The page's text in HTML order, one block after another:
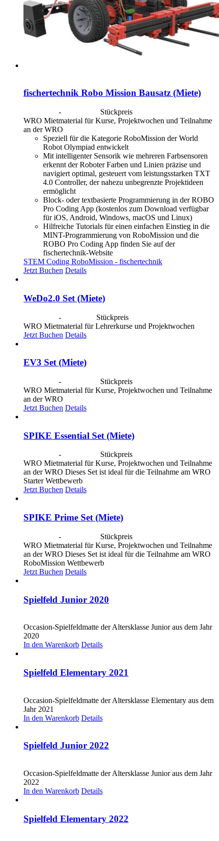
fischertechnik Robo Mission Bausatz (Miete)
-
Stückpreis
WRO Mietmaterial für Kurse, Projektwochen und Teilnahme
an der WRO
Speziell für die Kategorie RoboMission der World
Robot Olympiad entwickelt
Mit intelligenter Sensorik wie mehreren Farbsensoren
erkennt der Roboter Farben und Linien präzise und
navigiert optimal, gesteuert vom leistungsstarken TXT
4.0 Controller, der nahezu unbegrenzte Projektideen
ermöglicht
Block- oder textbasierte Programmierung in der ROBO
Pro Coding App (kostenlos zum Download verfügbar
für iOS, Android, Windows, macOS und Linux)
Hilfreiche Tutorials für einen einfachen Einstieg in die
MINT-Programmierung von RoboMission und die
ROBO Pro Coding App finden Sie auf der
fischertechnik-Website
STEM Coding RoboMission - fischertechnik
Jetzt Buchen Details
WeDo2.0 Set (Miete)
-
Stückpreis
WRO Mietmaterial für Lehrerkurse und Projektwochen
Jetzt Buchen Details
EV3 Set (Miete)
-
Stückpreis
WRO Mietmaterial für Kurse, Projektwochen und Teilnahme
an der WRO
Jetzt Buchen Details
SPIKE Essential Set (Miete)
-
Stückpreis
WRO Mietmaterial für Kurse, Projektwochen und Teilnahme
an der WRO Dieses Set ist ideal für die Teilnahme am WRO
Starter Wettbewerb
Jetzt Buchen Details
SPIKE Prime Set (Miete)
-
Stückpreis
WRO Mietmaterial für Kurse, Projektwochen und Teilnahme
an der WRO Dieses Set ist ideal für die Teilnahme am WRO
RoboMission Wettbewerb
Jetzt Buchen Details
Spielfeld Junior 2020
Occasion-Spielfeldmatte der Altersklasse Junior aus dem Jahr
2020
In den Warenkorb Details
Spielfeld Elementary 2021
Occasion-Spielfeldmatte der Altersklasse Elementary aus dem
Jahr 2021
In den Warenkorb Details
Spielfeld Junior 2022
Occasion-Spielfeldmatte der Altersklasse Junior aus dem Jahr
2022
In den Warenkorb Details
Spielfeld Elementary 2022